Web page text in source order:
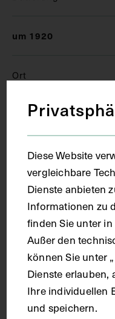
um 1920
Ort
Wien
Material
Papier
Fotografie
Maße
Diese Website
vergleichbare
Dienste anbieten
Informationen zu
finden Sie unter
Außer den
können Sie unter
Dienste erlauben,
Ihre individuellen
und speichern.